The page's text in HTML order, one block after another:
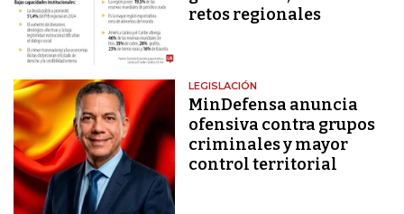
retos regionales
LEGISLACIÓN
MinDefensa anuncia
ofensiva contra grupos
criminales y mayor
control territorial